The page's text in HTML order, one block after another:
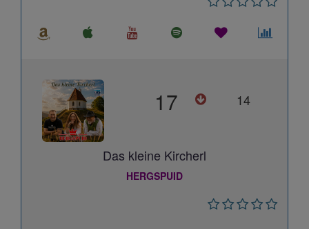
17 14
Das kleine Kircherl
HERGSPUID